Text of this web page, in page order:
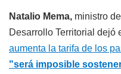
Natalio Mema, ministro
Desarrollo Territorial dejó
aumenta la tarifa de los
"será imposible